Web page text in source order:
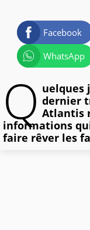
Facebook
WhatsApp
Q uelques
dernier
Atlantis
informations
faire rêver les